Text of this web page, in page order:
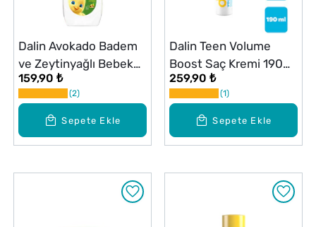
Sepete Ekle
Dalin Avokado Badem
ve Zeytinyağlı Bebek
Yağı 300 ml
159,90 ₺
2
Sepete Ekle
Dalin Teen Volume
Boost Saç Kremi 190
ml
259,90 ₺
1